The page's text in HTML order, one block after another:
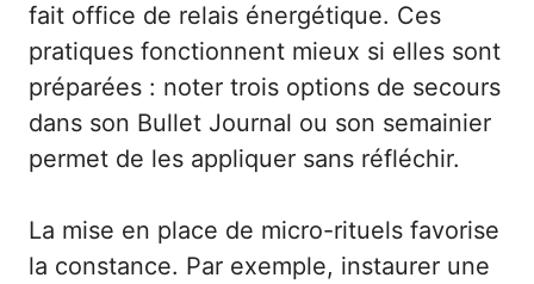
fait office de relais énergétique. Ces
pratiques fonctionnent mieux si elles sont
préparées : noter trois options de secours
dans son Bullet Journal ou son semainier
permet de les appliquer sans réfléchir.
La mise en place de micro-rituels favorise
la constance. Par exemple, instaurer une